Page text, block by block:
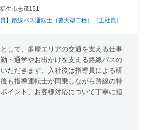
生市志茂151
員】路線バス運転士（要大型二種）（正社員）
して、多摩エリアの交通を支える仕事
・通学やお出かけを支える路線バスの
ただきます。入社後は指導員による研
も指導運転士が同乗しながら路線の特
イント、お客様対応について丁寧に指